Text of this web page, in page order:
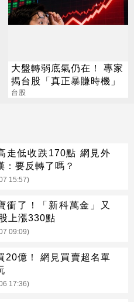
大盤轉弱底氣仍在！ 專家
揭台股「真正暴賺時機」
台股
走低收跌170點 網見外
：要反轉了嗎？
15:57)
衝了！「新科萬金」又
上漲330點
09:09)
20億！ 網見買賣超名單
17:36)